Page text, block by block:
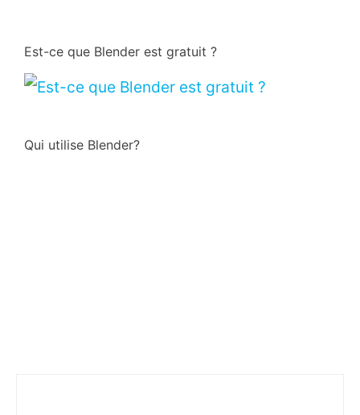
Est-ce que Blender est gratuit ?
Qui utilise Blender?